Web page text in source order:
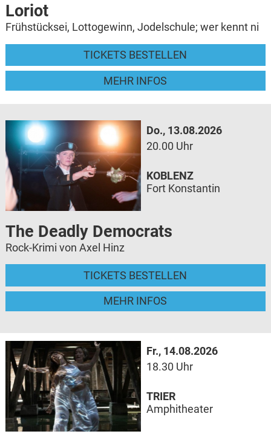
Loriot
Frühstücksei, Lottogewinn, Jodelschule; wer kennt ni
TICKETS BESTELLEN
MEHR INFOS
Do., 13.08.2026
20.00 Uhr
The Deadly Democrats
Rock-Krimi von Axel Hinz
TICKETS BESTELLEN
MEHR INFOS
KOBLENZ
Fort Konstantin
Fr., 14.08.2026
18.30 Uhr
TRIER
Amphitheater